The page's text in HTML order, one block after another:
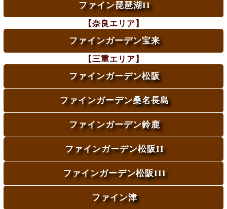
ファイン琵琶湖II
【奈良エリア】
ファインガーデン宝来
【三重エリア】
ファインガーデン松阪
ファインガーデン桑名長島
ファインガーデン鈴鹿
ファインガーデン松阪II
ファインガーデン松阪III
ファイン津